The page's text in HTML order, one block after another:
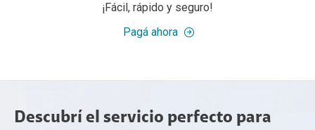
¡Fácil, rápido y seguro!
Pagá ahora
Descubrí el servicio perfecto para